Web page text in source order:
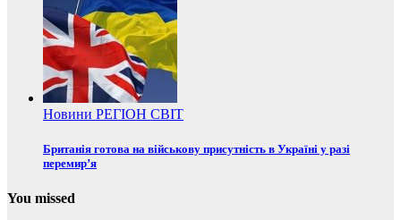
Новини РЕГІОН СВІТ
Британія готова на військову присутність в Україні у разі
перемир’я
You missed